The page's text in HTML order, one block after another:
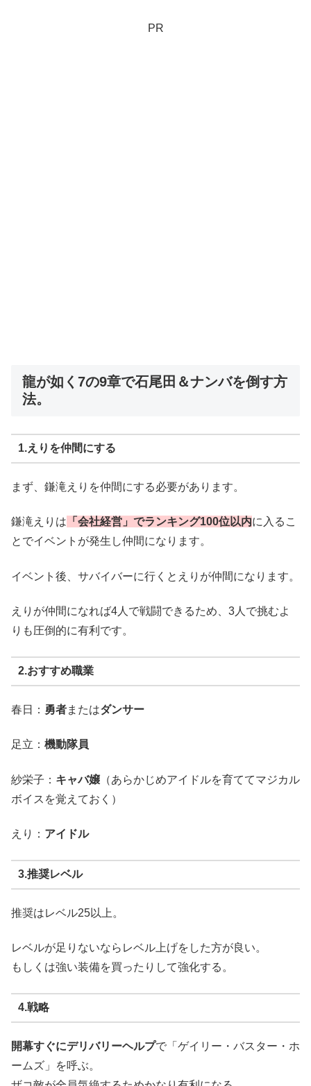
PR
龍が如く7の9章で石尾田＆ナンバを倒す方
法。
1.えりを仲間にする
まず、鎌滝えりを仲間にする必要があります。
鎌滝えりは 「会社経営」でランキング100位以内に入るこ
とでイベントが発生し仲間になります。
イベント後、サバイバーに行くとえりが仲間になります。
えりが仲間になれば4人で戦闘できるため、3人で挑むよ
りも圧倒的に有利です。
2.おすすめ職業
春日： 勇者またはダンサー
足立： 機動隊員
紗栄子： キャバ嬢 （あらかじめアイドルを育ててマジカル
ボイスを覚えておく）
えり： アイドル
3.推奨レベル
推奨はレベル25以上。
レベルが足りないならレベル上げをした方が良い。
もしくは強い装備を買ったりして強化する。
4.戦略
開幕すぐにデリバリーヘルプで「ゲイリー・バスター・ホ
ームズ」を呼ぶ。